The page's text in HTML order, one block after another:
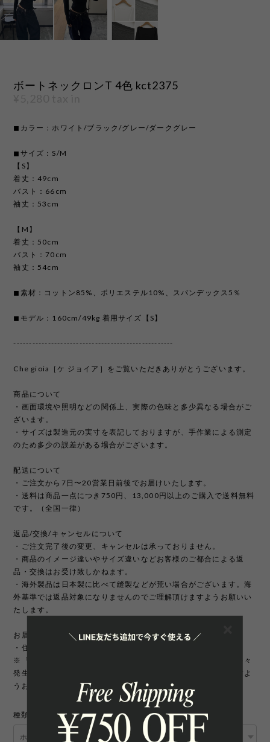
ボートネックロンT 4色 kct2375
◼︎カラー：ホワイト/ブラック/グレー/ダークグレー
◼︎サイズ：S/M
【S】
着丈：49cm
バスト：66cm
袖丈：53cm
【M】
着丈：50cm
バスト：70cm
袖丈：54cm
◼︎素材：コットン85%、ポリエステル10%、スパンデックス5％
◼︎モデル：160cm/49kg 着用サイズ【S】
---------------------------------------------------
Che gioia［ケ ジョイア］をご覧いただきありがとうございます。
商品について
・画面環境や照明などの関係上、実際の色味と多少異なる場合がご
ざいます。
・サイズは製造元の実寸を表記しておりますが、手作業による測定
のため多少の誤差がある場合がございます。
配送について
・ご注文から7日〜20営業日前後でお届けいたします。
・送料は商品一点につき750円、13,000円以上のご購入で送料無料
です。（全国一律）
返品/交換/キャンセルについて
・ご注文完了後の変更、キャンセルは承っておりません。
・商品のイメージ違いやサイズ違いなどお客様のご都合による返
品・交換はお受け致しかねます。
・海外製品は日本製に比べて縫製などが荒い場合がございます。海
外基準では返品対象になりませんのでご理解頂けますようお願いい
たします。
お届け先について
・住所変更には追加手数料が発生いたします。
※「町名・丁目番地・部屋番号」の住所不備による配送遅延が多々
発生しております。宛先を十分にご確認の上ご注文いただきますよ
うお願いいたします。
種類